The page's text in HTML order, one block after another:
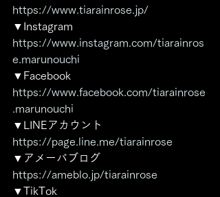
https://www.tiarainrose.jp/
▼Instagram
https://www.instagram.com/tiarainros
e.marunouchi
▼Facebook
https://www.facebook.com/tiarainrose
.marunouchi
▼LINEアカウント
https://page.line.me/tiarainrose
▼アメーバブログ
https://ameblo.jp/tiarainrose
▼TikTok